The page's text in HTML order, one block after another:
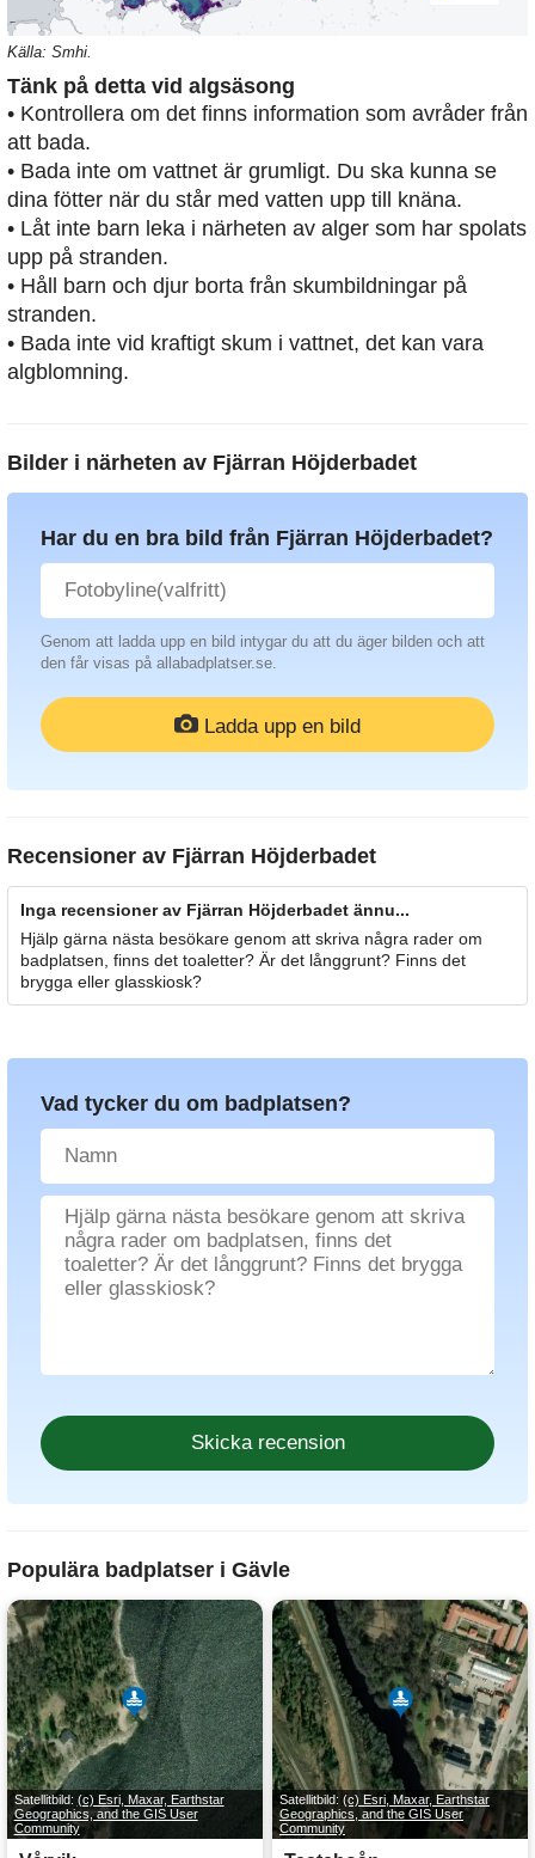
Källa: Smhi.
Tänk på detta vid algsäsong
• Kontrollera om det finns information som avråder från
att bada.
• Bada inte om vattnet är grumligt. Du ska kunna se
dina fötter när du står med vatten upp till knäna.
• Låt inte barn leka i närheten av alger som har spolats
upp på stranden.
• Håll barn och djur borta från skumbildningar på
stranden.
• Bada inte vid kraftigt skum i vattnet, det kan vara
algblomning.
Bilder i närheten av Fjärran Höjderbadet
Har du en bra bild från Fjärran Höjderbadet?
Genom att ladda upp en bild intygar du att du äger bilden och att
den får visas på allabadplatser.se.
Ladda upp en bild
Recensioner av Fjärran Höjderbadet
Inga recensioner av Fjärran Höjderbadet ännu...
Hjälp gärna nästa besökare genom att skriva några rader om
badplatsen, finns det toaletter? Är det långgrunt? Finns det
brygga eller glasskiosk?
Vad tycker du om badplatsen?
Populära badplatser i Gävle
Satellitbild: (c) Esri, Maxar, Earthstar
Geographics, and the GIS User
Community
Satellitbild: (c) Esri, Maxar, Earthstar
Geographics, and the GIS User
Community